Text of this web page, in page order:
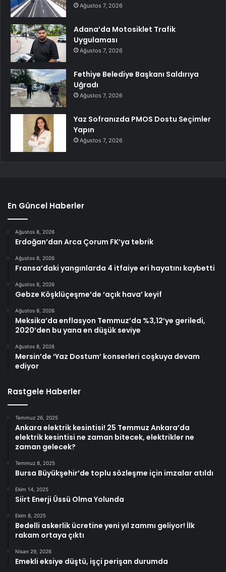
Ağustos 7, 2026
Adana’da Motosiklet Trafik
Uygulaması
Ağustos 7, 2026
Fethiye Belediye Başkanı Saldırıya
Uğradı
Ağustos 7, 2026
Yaz Sofranızda PMOS Dostu Seçimler
Yapın
Ağustos 7, 2026
En Güncel Haberler
Ağustos 8, 2026
Erdoğan’dan Arca Çorum FK’ya tebrik
Ağustos 8, 2026
Fransa’daki yangınlarda 4 itfaiye eri hayatını kaybetti
Ağustos 8, 2026
Gebze Köşklüçeşme’de ‘açık hava’ keyif
Ağustos 8, 2026
Meksika’da enflasyon Temmuz’da %3,12’ye geriledi,
2020’den bu yana en düşük seviye
Ağustos 8, 2026
Mersin’de ‘Yaz Dostum’ konserleri coşkuya devam
ediyor
Rastgele Haberler
Temmuz 26, 2025
Ankara elektrik kesintisi! 25 Temmuz Ankara’da
elektrik kesintisi ne zaman bitecek, elektrikler ne
zaman gelecek?
Temmuz 8, 2025
Bursa Büyükşehir’de toplu sözleşme için imzalar atıldı
Ekim 14, 2025
Siirt Enerji Üssü Olma Yolunda
Ekim 8, 2025
Bedelli askerlik ücretine yeni yıl zammı geliyor! İlk
rakam ortaya çıktı
Nisan 29, 2026
Emekli eksiye düştü, işçi perişan durumda